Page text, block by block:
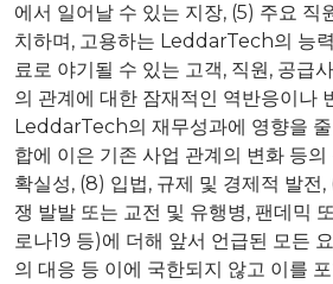
에서 일어날 수 있는 지장, (5) 주요 직
치하며, 고용하는 LeddarTech의 능
료로 야기될 수 있는 고객, 직원, 공급
의 관계에 대한 잠재적인 역반응이나
LeddarTech의 재무성과에 영향을 줄
합에 이은 기존 사업 관계의 변화 등
확실성, (8) 입법, 규제 및 경제적 발전,
쟁 발발 또는 교전 및 유행병, 팬데믹
로나19 등)에 더해 앞서 언급된 모든
의 대응 등 이에 국한되지 않고 이를